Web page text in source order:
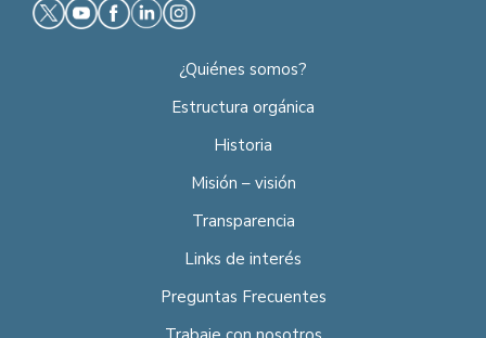
¿Quiénes somos?
Estructura orgánica
Historia
Misión – visión
Transparencia
Links de interés
Preguntas Frecuentes